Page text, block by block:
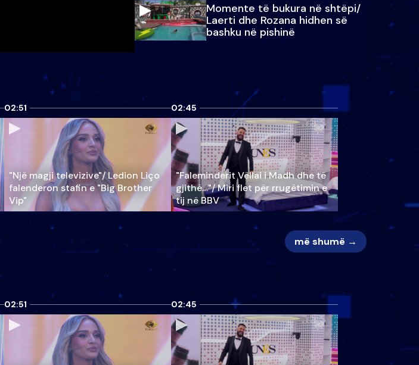
Momente të bukura në shtëpi/
Laerti dhe Rozana hidhen së
bashku në pishinë
02:51
"Një magji televizive"/ Ledion Liço
falenderon stafin e "Big Brother
Vip"
02:45
"Faleminderit Vëllai i Madh dhe të
gjithë…"/ Miri flet për rrugëtimin e
tij në BBV
më shumë →
02:51 02:45